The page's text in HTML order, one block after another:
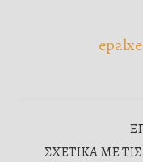
ΣΧΕΤΙΚΑ ΜΕ